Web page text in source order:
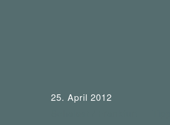
25. April 2012